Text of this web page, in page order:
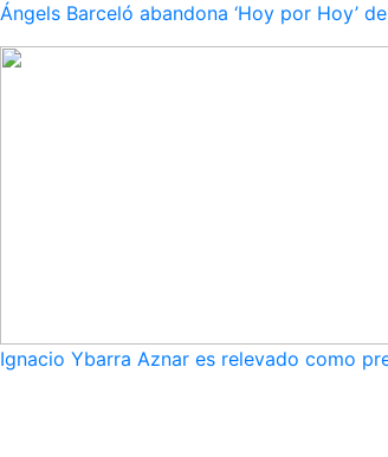
Ángels Barceló abandona ‘Hoy por Hoy’
Ignacio Ybarra Aznar es relevado como